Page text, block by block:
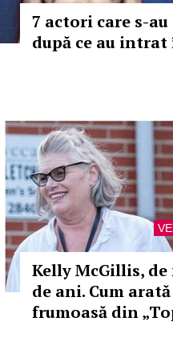
7 actori care s-
după ce au
Kelly McGillis, de
de ani. Cum
frumoasă din